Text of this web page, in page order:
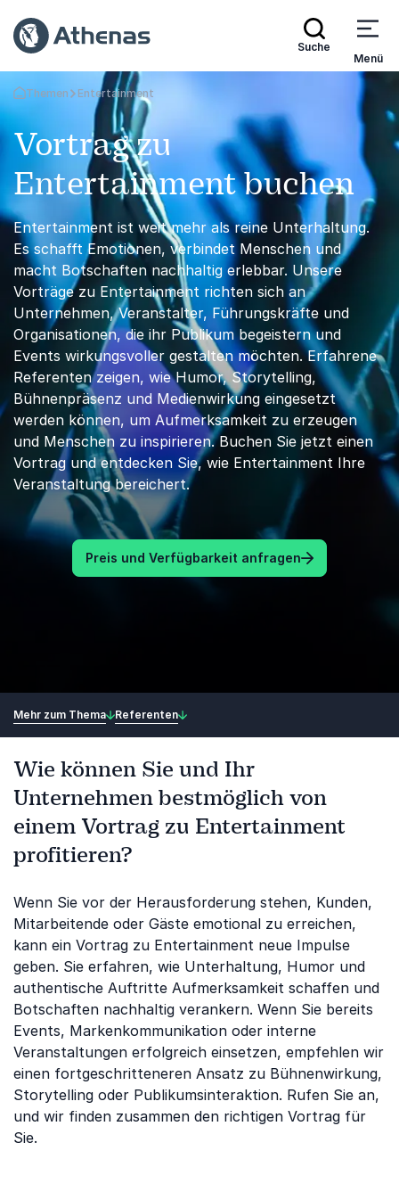
Suche
Menü
Zurück zur Startseite
Themen Entertainment
Vortrag zu
Entertainment buchen
Entertainment ist weit mehr als reine Unterhaltung.
Es schafft Emotionen, verbindet Menschen und
macht Botschaften nachhaltig erlebbar. Unsere
Vorträge zu Entertainment richten sich an
Unternehmen, Veranstalter, Führungskräfte und
Organisationen, die ihr Publikum begeistern und
Events wirkungsvoller gestalten möchten. Erfahrene
Referenten zeigen, wie Humor, Storytelling,
Bühnenpräsenz und Medienwirkung eingesetzt
werden können, um Aufmerksamkeit zu erzeugen
und Menschen zu inspirieren. Buchen Sie jetzt einen
Vortrag und entdecken Sie, wie Entertainment Ihre
Veranstaltung bereichert.
Preis und Verfügbarkeit anfragen
Mehr zum Thema Referenten
Wie können Sie und Ihr
Unternehmen bestmöglich von
einem Vortrag zu Entertainment
profitieren?
Wenn Sie vor der Herausforderung stehen, Kunden,
Mitarbeitende oder Gäste emotional zu erreichen,
kann ein Vortrag zu Entertainment neue Impulse
geben. Sie erfahren, wie Unterhaltung, Humor und
authentische Auftritte Aufmerksamkeit schaffen und
Botschaften nachhaltig verankern. Wenn Sie bereits
Events, Markenkommunikation oder interne
Veranstaltungen erfolgreich einsetzen, empfehlen wir
einen fortgeschritteneren Ansatz zu Bühnenwirkung,
Storytelling oder Publikumsinteraktion. Rufen Sie an,
und wir finden zusammen den richtigen Vortrag für
Sie.